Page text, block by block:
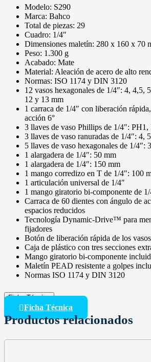
Modelo: S290
Marca: Bahco
Total de piezas: 29
Cuadro: 1/4″
Dimensiones maletín: 280 x 160 x 70
Peso: 1.300 g
Acabado: Mate
Material: Aleación de acero de alto
Normas: ISO 1174 y DIN 3120
12 vasos hexagonales de 1/4″: 4, 4,5,
12 y 13 mm
1 carraca de 1/4″ con liberación
acción 6°
3 llaves de vaso Phillips de 1/4″:
3 llaves de vaso ranuradas de 1/4″: 4,
5 llaves de vaso hexagonales de 1/4″:
1 alargadera de 1/4″: 50 mm
1 alargadera de 1/4″: 150 mm
1 mango corredizo en T de 1/4″: 100
1 articulación universal de 1/4″
1 mango giratorio bi-componente de 1/
Carraca de 60 dientes con ángulo de
espacios reducidos
Tecnología Dynamic-Drive™ para
fijadores
Botón de liberación rápida de los
Caja de plástico con tres secciones
Mango giratorio bi-componente
Maletín PEAD resistente a golpes
Normas ISO 1174 y DIN 3120
Ficha Técnica
Ficha Técnica
Productos relacionados